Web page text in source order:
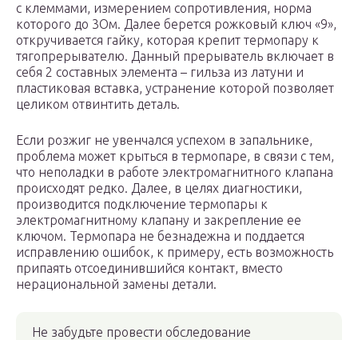
с клеммами, измерением сопротивления, норма
которого до 3Ом. Далее берется рожковый ключ «9»,
откручивается гайку, которая крепит термопару к
тягопрерывателю. Данный прерыватель включает в
себя 2 составных элемента – гильза из латуни и
пластиковая вставка, устранение которой позволяет
целиком отвинтить деталь.
Если розжиг не увенчался успехом в запальнике,
проблема может крыться в термопаре, в связи с тем,
что неполадки в работе электромагнитного клапана
происходят редко. Далее, в целях диагностики,
производится подключение термопары к
электромагнитному клапану и закрепление ее
ключом. Термопара не безнадежна и поддается
исправлению ошибок, к примеру, есть возможность
припаять отсоединившийся контакт, вместо
нерациональной замены детали.
Не забудьте провести обследование